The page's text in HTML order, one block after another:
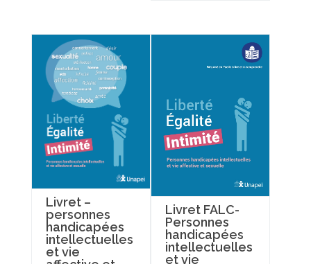
Livret –
personnes
handicapées
intellectuelles
et vie
Livret FALC-
Personnes
handicapées
intellectuelles
et vie